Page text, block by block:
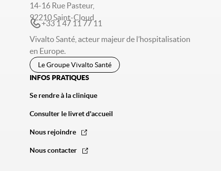
14-16 Rue Pasteur,
92210 Saint-Cloud
+33 1 47 11 77 11
Vivalto Santé, acteur majeur de l’hospitalisation
en Europe.
Le Groupe Vivalto Santé
INFOS PRATIQUES
Se rendre à la clinique
Consulter le livret d'accueil
Nous rejoindre
Nous contacter